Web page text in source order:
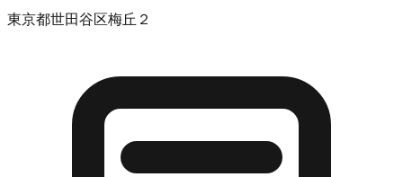
東京都世田谷区梅丘２